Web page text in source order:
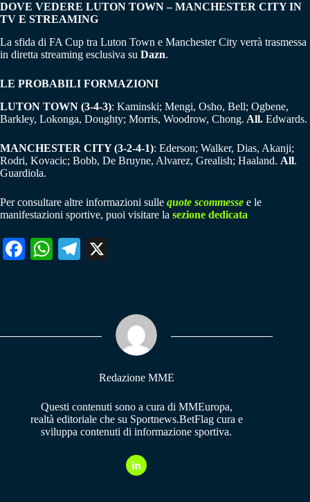
DOVE VEDERE LUTON TOWN – MANCHESTER CITY IN
TV E STREAMING
La sfida di FA Cup tra Luton Town e Manchester City verrà trasmessa
in diretta streaming esclusiva su Dazn.
LE PROBABILI FORMAZIONI
LUTON TOWN (3-4-3): Kaminski; Mengi, Osho, Bell; Ogbene,
Barkley, Lokonga, Doughty; Morris, Woodrow, Chong. All. Edwards.
MANCHESTER CITY (3-2-4-1): Ederson; Walker, Dias, Akanji;
Rodri, Kovacic; Bobb, De Bruyne, Alvarez, Grealish; Haaland. All.
Guardiola.
Per consultare altre informazioni sulle quote scommesse e le
manifestazioni sportive, puoi visitare la sezione dedicata
Fa W
pp
Te
m
Redazione MME
Questi contenuti sono a cura di MMEuropa,
realtà editoriale che su Sportnews.BetFlag cura e
sviluppa contenuti di informazione sportiva.